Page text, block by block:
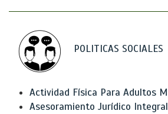
POLITICAS SOCIALES
Actividad Física Para Adultos
Asesoramiento Jurídico